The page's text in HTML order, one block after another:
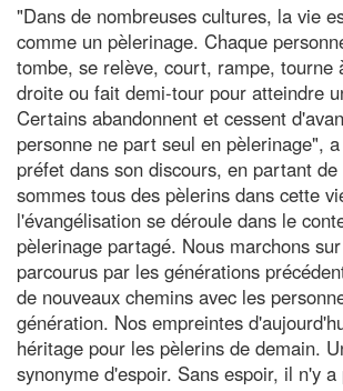
"Dans de nombreuses cultures, la vie
comme un pèlerinage. Chaque
tombe, se relève, court, rampe, tourne
droite ou fait demi-tour pour atteindre
Certains abandonnent et cessent
personne ne part seul en pèlerinage",
préfet dans son discours, en partant
sommes tous des pèlerins dans cette
l'évangélisation se déroule dans le
pèlerinage partagé. Nous marchons
parcourus par les générations
de nouveaux chemins avec les
génération. Nos empreintes
héritage pour les pèlerins de demain.
synonyme d'espoir. Sans espoir, il n'y a